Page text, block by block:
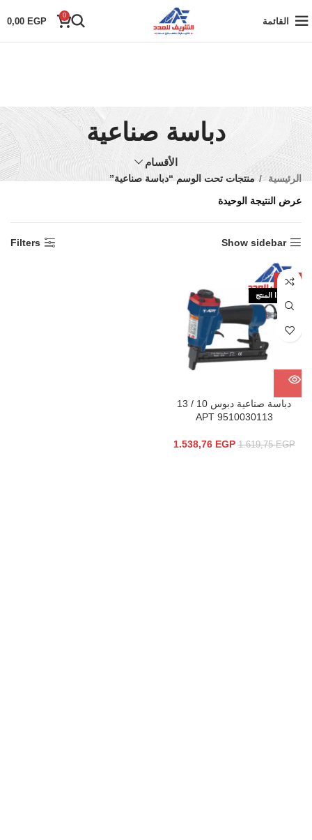
القائمة
0
0,00 EGP
دباسة صناعية
الأقسام
الرئيسية
منتجات تحت الوسم “دباسة صناعية”
عرض النتيجة الوحيدة
Show sidebar
Filters
-5%
نفذ هذا المنتج
دباسة صناعية دبوس 10 / 13
9510030113 APT
1.619,75EGP
1.538,76 EGP